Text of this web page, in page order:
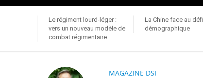
Le régiment lourd-léger :
vers un nouveau modèle de
combat régimentaire
La Chine face au défi
démographique
MAGAZINE DSI